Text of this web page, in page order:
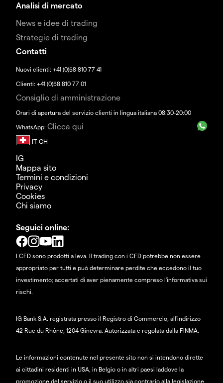
Analisi di mercato
News e idee di trading
Strategie di trading
Contatti
Nuovi clienti: +41 (0)58 810 77 41
Clienti: +41 (0)58 810 77 01
Consiglio di amministrazione
Orari di apertura del servizio clienti in lingua italiana 08:30-20:00
WhatsApp: Clicca qui
IG
Mappa sito
Termini e condizioni
Privacy
Cookies
Chi siamo
Seguici online:
I CFD sono prodotti a leva. Il trading con i CFD potrebbe non essere
appropriato per tutti e può determinare perdite che eccedono il tuo
investimento; accertati di aver pienamente compreso l'informativa sui
rischi.
IG Bank S.A. registrata presso il Registro di Commercio, all'indirizzo
42 Rue du Rhône, 1204 Ginevra. Autorizzata e regolata dalla FINMA.
Le informazioni contenute nel presente sito non si intendono dirette
ai cittadini residenti in USA, in Belgio o in altri paesi laddove la
promozione del servizio o il suo utilizzo sia contrario alla legislazione